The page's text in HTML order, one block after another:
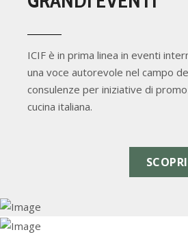
ICIF è in prima linea in eventi
una voce autorevole nel campo
consulenze per iniziative di
cucina italiana.
SCOPRI